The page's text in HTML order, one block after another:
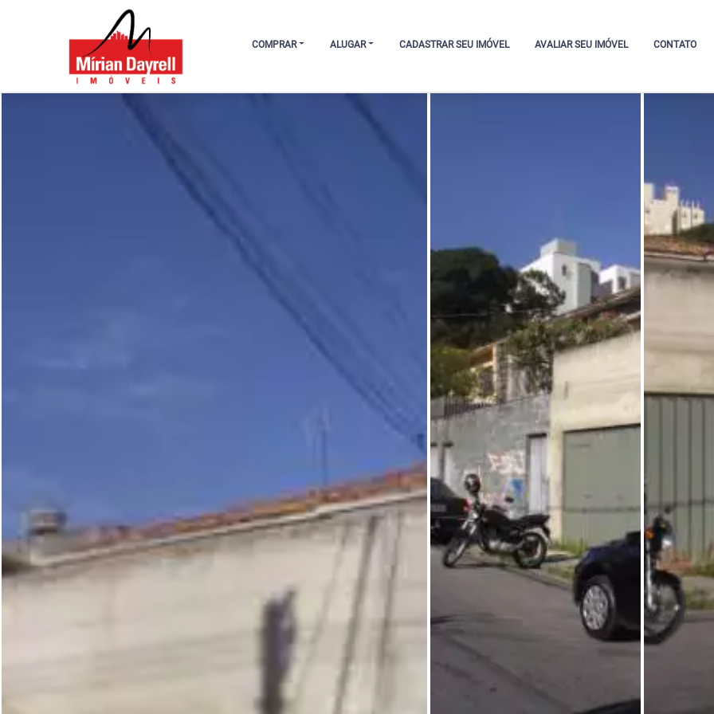
COMPRAR ALUGAR CADASTRAR SEU IMÓVEL AVALIAR SEU IMÓVEL CONTATO